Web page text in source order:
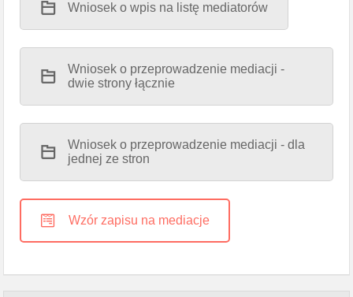
Wniosek o wpis na listę mediatorów
Wniosek o przeprowadzenie mediacji -
dwie strony łącznie
Wniosek o przeprowadzenie mediacji - dla
jednej ze stron
Wzór zapisu na mediacje